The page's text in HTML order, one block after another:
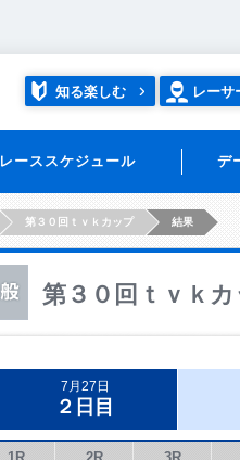
知る楽しむ レーサ
レーススケジュール デ
第３０回ｔｖｋカップ 結果
第３０回ｔｖｋ
7月27日
２日目